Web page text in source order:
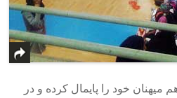
خود را پایمال کرده و در